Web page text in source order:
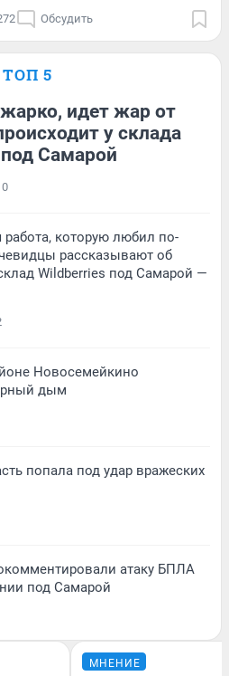
Обсудить
ТОП 5
идет жар от
у склада
Самарой
которую любил по-
рассказывают об
Wildberries под Самарой —
Новосемейкино
дым
попала под удар вражеских
атаку БПЛА
под Самарой
МНЕНИЕ